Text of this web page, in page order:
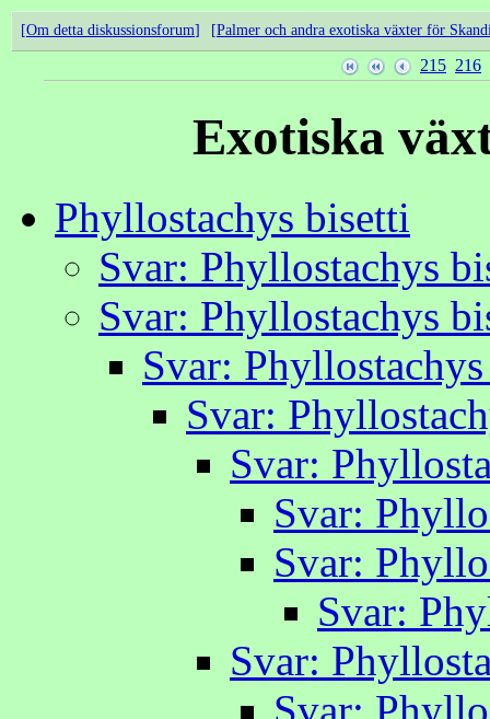
Om detta diskussionsforum Palmer och andra exotiska växter för
215 216
Exotiska
Phyllostachys bisetti
Svar: Phyllostachys
Svar: Phyllostachys
Svar:
Svar:
Svar:
Svar:
Svar:
Svar:
Svar: